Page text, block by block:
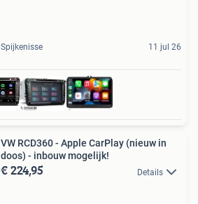
Spijkenisse 11 jul 26
VW RCD360 - Apple CarPlay (nieuw in
doos) - inbouw mogelijk!
€ 224,95 Details